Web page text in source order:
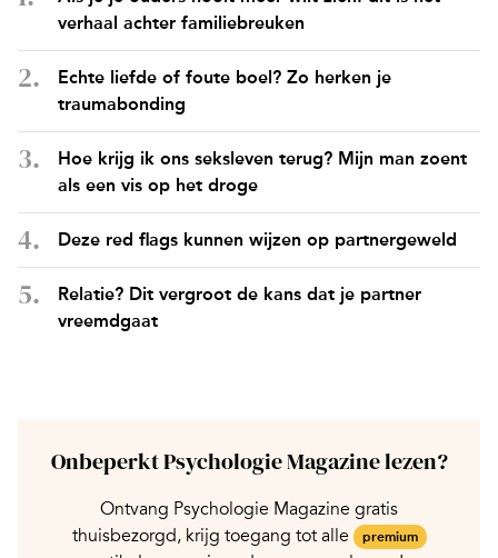
verhaal achter familiebreuken
Echte liefde of foute boel? Zo herken je
traumabonding
Hoe krijg ik ons seksleven terug? Mijn man zoent
als een vis op het droge
Deze red flags kunnen wijzen op partnergeweld
Relatie? Dit vergroot de kans dat je partner
vreemdgaat
Onbeperkt Psychologie Magazine lezen?
Ontvang Psychologie Magazine gratis
thuisbezorgd, krijg toegang tot alle
premium